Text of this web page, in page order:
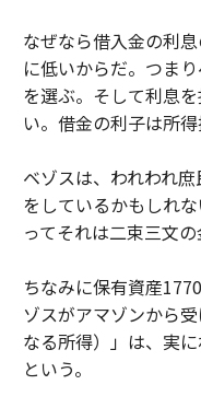
なぜなら借入金の利
に低いからだ。つま
を選ぶ。そして利息
い。借金の利子は所得
ベゾスは、われわれ
をしているかもしれ
ってそれは二束三文の
ちなみに保有資産
ゾスがアマゾンから
なる所得）」は、実
という。